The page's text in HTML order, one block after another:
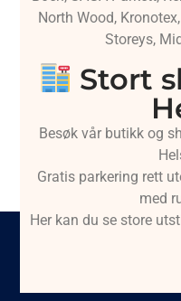
North Wood,
Storeys,
Stort
Besøk vår butikk og
Gratis parkering rett
med
Her kan du se store